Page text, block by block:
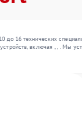
16 технических
включая , , . Мы